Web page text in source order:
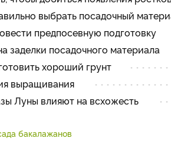
выбрать посадочный
предпосевную подготовку
заделки посадочного материала
хороший грунт
выращивания
Луны влияют на всхожесть